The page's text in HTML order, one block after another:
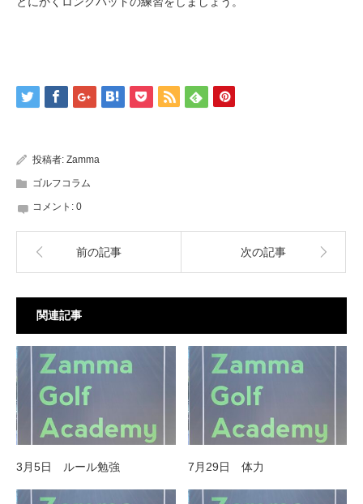
投稿者: Zamma
ゴルフコラム
コメント: 0
前の記事 次の記事
関連記事
3月5日 ルール勉強 7月29日 体力